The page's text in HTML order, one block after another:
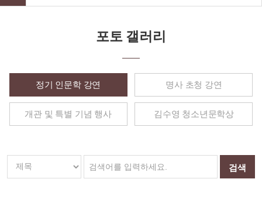
포토 갤러리
정기 인문학 강연 명사 초청 강연
개관 및 특별 기념 행사 김수영 청소년문학상